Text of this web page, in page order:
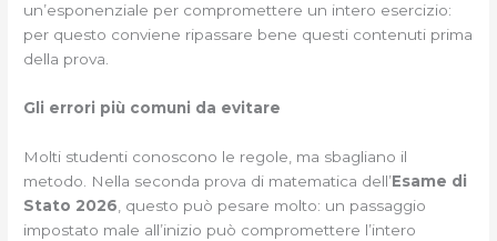
un’esponenziale per compromettere un intero esercizio:
per questo conviene ripassare bene questi contenuti prima
della prova.
Gli errori più comuni da evitare
Molti studenti conoscono le regole, ma sbagliano il
metodo. Nella seconda prova di matematica dell’Esame di
Stato 2026, questo può pesare molto: un passaggio
impostato male all’inizio può compromettere l’intero